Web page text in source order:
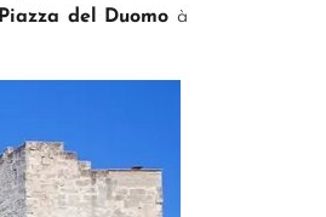
Piazza del Duomo à